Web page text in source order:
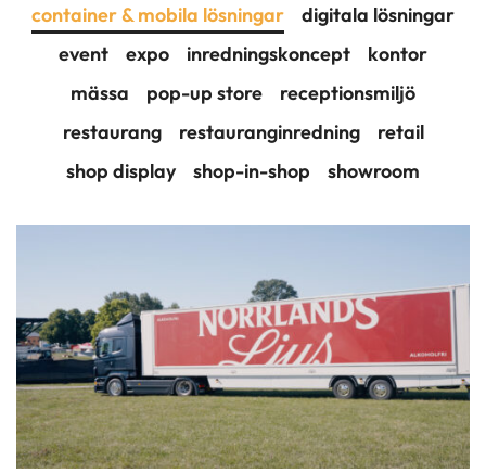
container & mobila lösningar
digitala lösningar
event
expo inredningskoncept
kontor
mässa
pop-up store
receptionsmiljö
restaurang
restauranginredning
retail
shop display
shop-in-shop showroom